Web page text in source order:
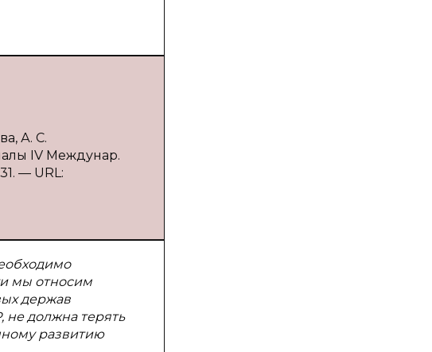
А. С.
IV Междунар.
— URL:
мы относим
держав
не должна терять
развитию